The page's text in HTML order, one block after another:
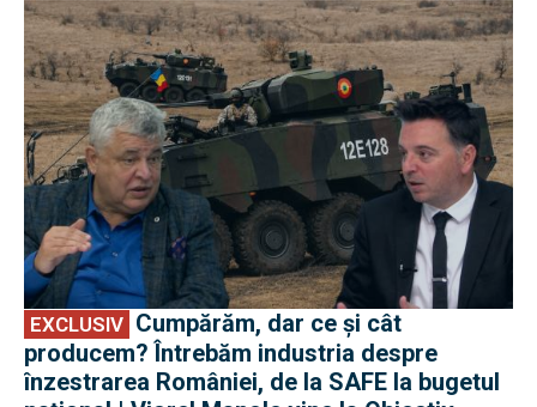
EXCLUSIV
EXCLUSIV
producem? Întrebăm industria despre
înzestrarea României, de la SAFE la bugetul